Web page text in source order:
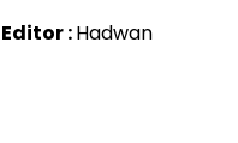
Editor :Hadwan